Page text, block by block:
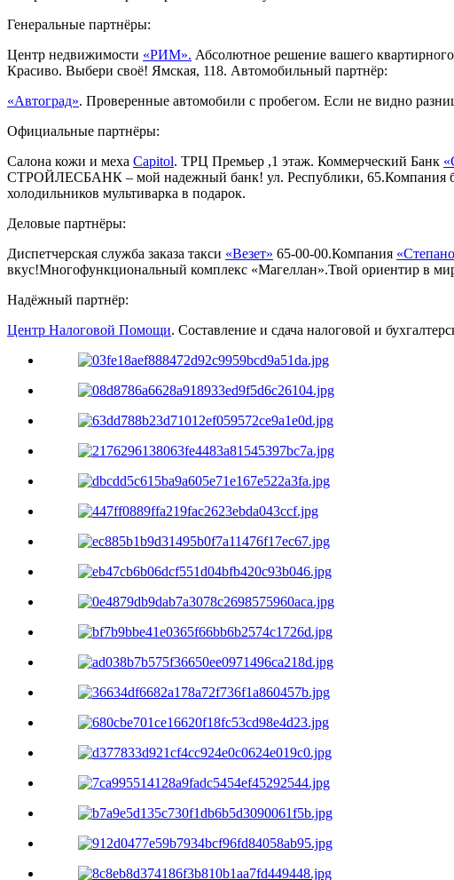
Генеральные партнёры:
Центр недвижимости «РИМ». Абсолютное решение вашего
Красиво. Выбери своё! Ямская, 118. Автомобильный партнёр:
«Автоград». Проверенные автомобили с пробегом. Если не видно
Официальные партнёры:
Салона кожи и меха Capitol. ТРЦ Премьер ,1 этаж. Коммерческий Банк
СТРОЙЛЕСБАНК – мой надежный банк! ул. Республики, 65.Компания
холодильников мультиварка в подарок.
Деловые партнёры:
Диспетчерская служба заказа такси «Везет» 65-00-00.Компания
вкус!Многофункциональный комплекс «Магеллан».Твой ориентир в
Надёжный партнёр:
Центр Налоговой Помощи. Составление и сдача налоговой и